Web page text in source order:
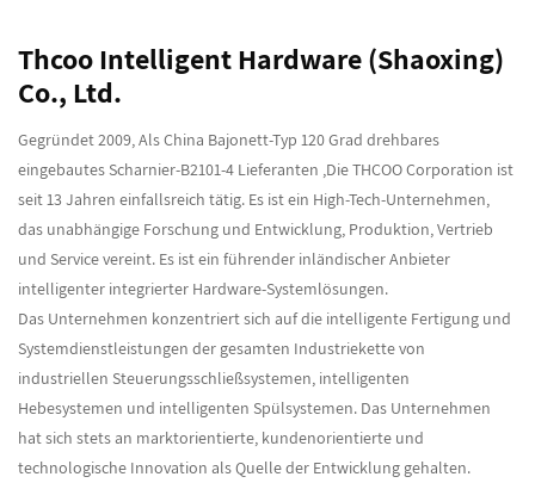
Thcoo Intelligent Hardware (Shaoxing)
Co., Ltd.
Gegründet 2009, AlsChina Bajonett-Typ 120 Grad drehbares
eingebautes Scharnier-B2101-4 Lieferanten ,Die THCOO Corporation ist
seit 13 Jahren einfallsreich tätig. Es ist ein High-Tech-Unternehmen,
das unabhängige Forschung und Entwicklung, Produktion, Vertrieb
und Service vereint. Es ist ein führender inländischer Anbieter
intelligenter integrierter Hardware-Systemlösungen.
Das Unternehmen konzentriert sich auf die intelligente Fertigung und
Systemdienstleistungen der gesamten Industriekette von
industriellen Steuerungsschließsystemen, intelligenten
Hebesystemen und intelligenten Spülsystemen. Das Unternehmen
hat sich stets an marktorientierte, kundenorientierte und
technologische Innovation als Quelle der Entwicklung gehalten.